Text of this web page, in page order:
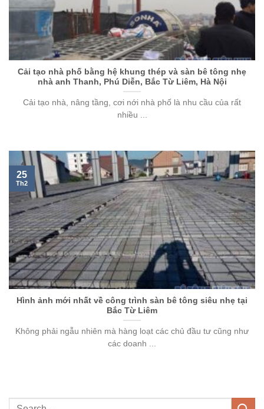
Cải tạo nhà phố bằng hệ khung thép và sàn bê tông nhẹ
nhà anh Thanh, Phú Diễn, Bắc Từ Liêm, Hà Nội
Cải tạo nhà, nâng tầng, cơi nới nhà phố là nhu cầu của rất
nhiều ...
Hình ảnh mới nhất về công trình sàn bê tông siêu nhẹ tại
Bắc Từ Liêm
Không phải ngẫu nhiên mà hàng loạt các chủ đầu tư cũng như
các doanh ...
25
Th2